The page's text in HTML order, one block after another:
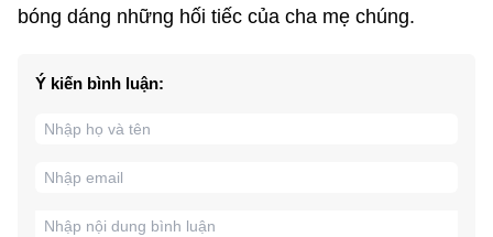
bóng dáng những hối tiếc của cha mẹ chúng.
Ý kiến bình luận: